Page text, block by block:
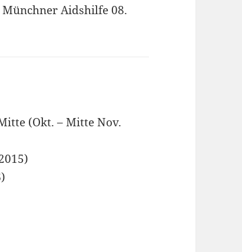
Aidshilfe 08.
(Okt. – Mitte Nov.